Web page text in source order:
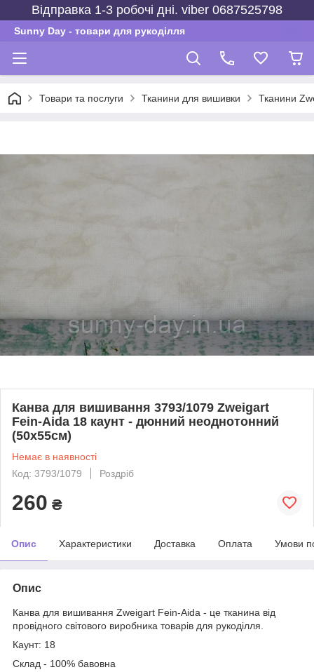
Відправка 1-3 робочі дні. viber 0687525798
Sunny Day - товари для рукоділля
Товари та послуги Тканини для вишивки Тканини
Канва для вишивання 3793/1079 Zweigart
Fein-Aida 18 каунт - дюнний неоднотонний
(50х55см)
Немає в наявності
Код: 3793/1079
Роздріб
260 ₴
Опис Характеристики Доставка Оплата Умови
Опис
Канва для вишивання Zweigart Fein-Aida - це тканина від
провідного світового виробника товарів для рукоділля.
Каунт: 18
Склад - 100% бавовна